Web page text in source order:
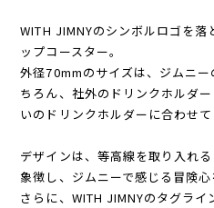
WITH JIMNYのシンボルロゴを
ップコースター。
外径70mmのサイズは、ジムニ
ちろん、社外のドリンクホルダ
いのドリンクホルダーに合わせて
デザインは、等高線を取り入れ
象徴し、ジムニーで感じる冒険心
さらに、WITH JIMNYのタグライ